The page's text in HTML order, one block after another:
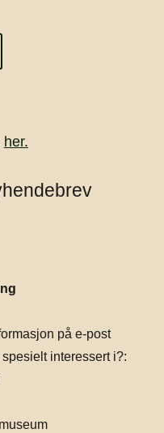
her.
på e-post
interessert i?: